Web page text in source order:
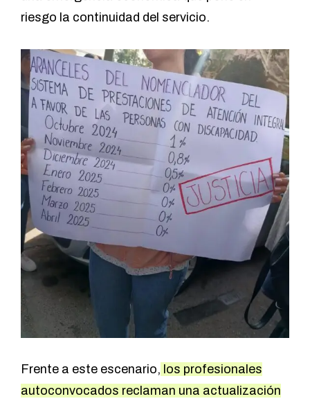
riesgo la continuidad del servicio.
Frente a este escenario, los profesionales
autoconvocados reclaman una actualización